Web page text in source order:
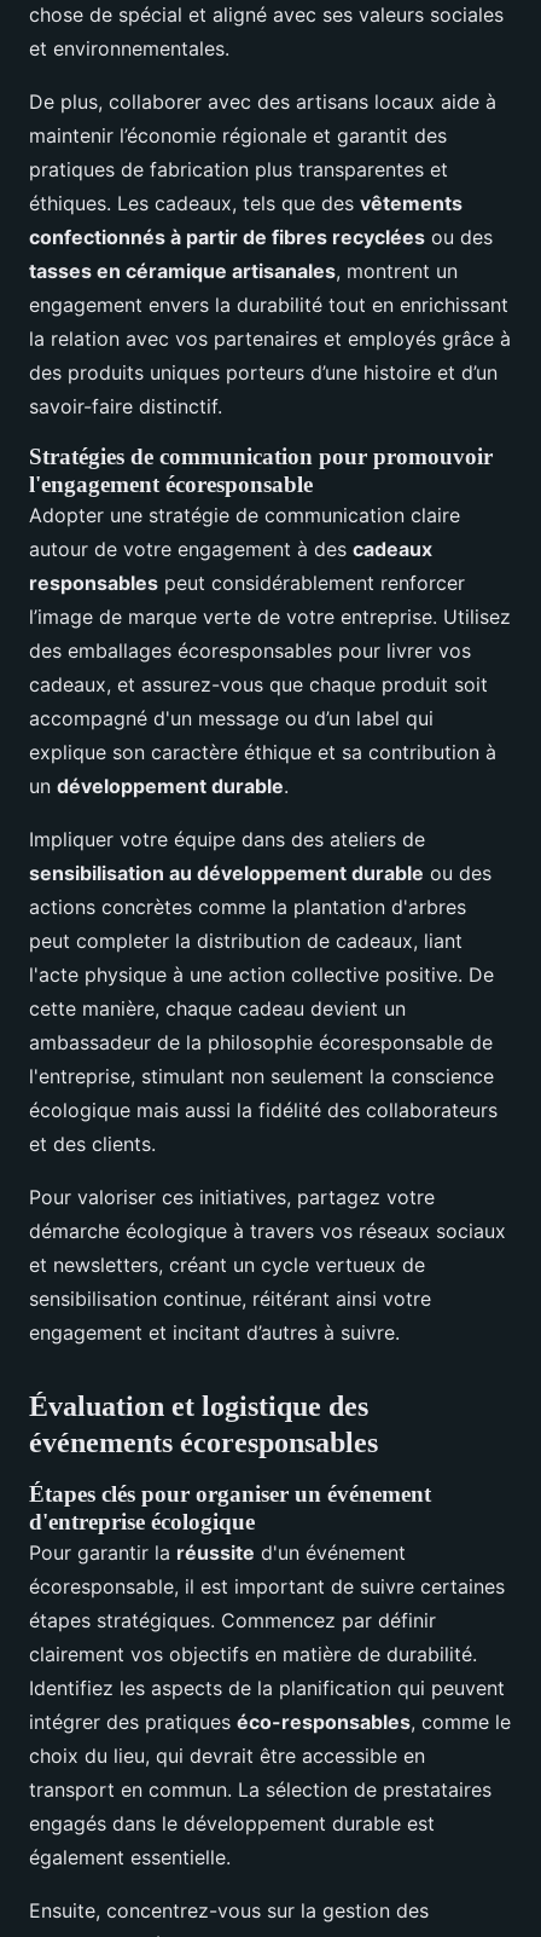
chose de spécial et aligné avec ses valeurs sociales
et environnementales.
De plus, collaborer avec des artisans locaux aide à
maintenir l’économie régionale et garantit des
pratiques de fabrication plus transparentes et
éthiques. Les cadeaux, tels que des vêtements
confectionnés à partir de fibres recyclées ou des
tasses en céramique artisanales, montrent un
engagement envers la durabilité tout en enrichissant
la relation avec vos partenaires et employés grâce à
des produits uniques porteurs d’une histoire et d’un
savoir-faire distinctif.
Stratégies de communication pour promouvoir
l'engagement écoresponsable
Adopter une stratégie de communication claire
autour de votre engagement à des cadeaux
responsables peut considérablement renforcer
l’image de marque verte de votre entreprise. Utilisez
des emballages écoresponsables pour livrer vos
cadeaux, et assurez-vous que chaque produit soit
accompagné d'un message ou d’un label qui
explique son caractère éthique et sa contribution à
un développement durable.
Impliquer votre équipe dans des ateliers de
sensibilisation au développement durable ou des
actions concrètes comme la plantation d'arbres
peut completer la distribution de cadeaux, liant
l'acte physique à une action collective positive. De
cette manière, chaque cadeau devient un
ambassadeur de la philosophie écoresponsable de
l'entreprise, stimulant non seulement la conscience
écologique mais aussi la fidélité des collaborateurs
et des clients.
Pour valoriser ces initiatives, partagez votre
démarche écologique à travers vos réseaux sociaux
et newsletters, créant un cycle vertueux de
sensibilisation continue, réitérant ainsi votre
engagement et incitant d’autres à suivre.
Évaluation et logistique des
événements écoresponsables
Étapes clés pour organiser un événement
d'entreprise écologique
Pour garantir la réussite d'un événement
écoresponsable, il est important de suivre certaines
étapes stratégiques. Commencez par définir
clairement vos objectifs en matière de durabilité.
Identifiez les aspects de la planification qui peuvent
intégrer des pratiques éco-responsables, comme le
choix du lieu, qui devrait être accessible en
transport en commun. La sélection de prestataires
engagés dans le développement durable est
également essentielle.
Ensuite, concentrez-vous sur la gestion des